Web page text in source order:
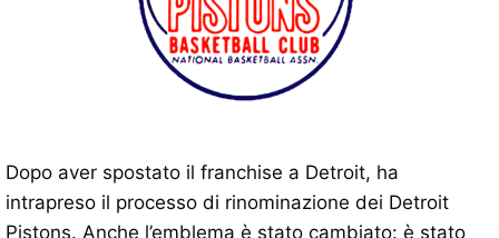
Dopo aver spostato il franchise a Detroit, ha
intrapreso il processo di rinominazione dei Detroit
Pistons. Anche l’emblema è stato cambiato: è stato